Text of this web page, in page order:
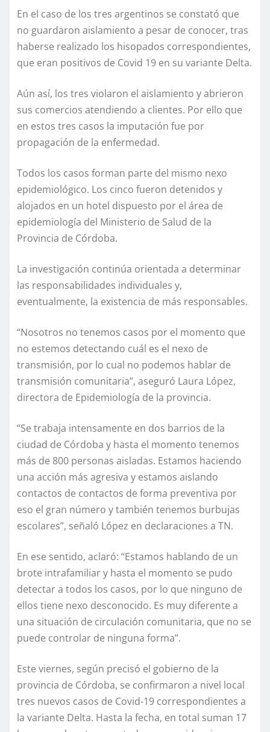
En el caso de los tres argentinos se constató que
no guardaron aislamiento a pesar de conocer, tras
haberse realizado los hisopados correspondientes,
que eran positivos de Covid 19 en su variante Delta.
Aún así, los tres violaron el aislamiento y abrieron
sus comercios atendiendo a clientes. Por ello que
en estos tres casos la imputación fue por
propagación de la enfermedad.
Todos los casos forman parte del mismo nexo
epidemiológico. Los cinco fueron detenidos y
alojados en un hotel dispuesto por el área de
epidemiología del Ministerio de Salud de la
Provincia de Córdoba.
La investigación continúa orientada a determinar
las responsabilidades individuales y,
eventualmente, la existencia de más responsables.
“Nosotros no tenemos casos por el momento que
no estemos detectando cuál es el nexo de
transmisión, por lo cual no podemos hablar de
transmisión comunitaria”, aseguró Laura López,
directora de Epidemiología de la provincia.
“Se trabaja intensamente en dos barrios de la
ciudad de Córdoba y hasta el momento tenemos
más de 800 personas aisladas. Estamos haciendo
una acción más agresiva y estamos aislando
contactos de contactos de forma preventiva por
eso el gran número y también tenemos burbujas
escolares”, señaló López en declaraciones a TN.
En ese sentido, aclaró: “Estamos hablando de un
brote intrafamiliar y hasta el momento se pudo
detectar a todos los casos, por lo que ninguno de
ellos tiene nexo desconocido. Es muy diferente a
una situación de circulación comunitaria, que no se
puede controlar de ninguna forma”.
Este viernes, según precisó el gobierno de la
provincia de Córdoba, se confirmaron a nivel local
tres nuevos casos de Covid-19 correspondientes a
la variante Delta. Hasta la fecha, en total suman 17